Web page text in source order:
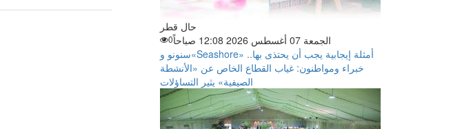
حال قطر
الجمعة 07 أغسطس 2026 12:08 صباحاً
0
سنونو و«Seashore» أمثلة إيجابية يجب أن يحتذى بها..
خبراء ومواطنون: غياب القطاع الخاص عن «الأنشطة
الصيفية» يثير التساؤلات